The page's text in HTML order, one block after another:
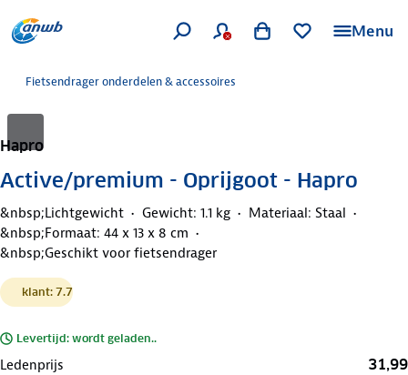
Menu
Fietsendrager onderdelen & accessoires
Hapro
Active/premium - Oprijgoot - Hapro
&nbsp;Lichtgewicht Gewicht: 1.1 kg
Materiaal: Staal
&nbsp;Formaat: 44 x 13 x 8 cm
&nbsp;Geschikt voor fietsendrager
klant: 7.7
Levertijd: wordt geladen..
Ledenprijs 31,99